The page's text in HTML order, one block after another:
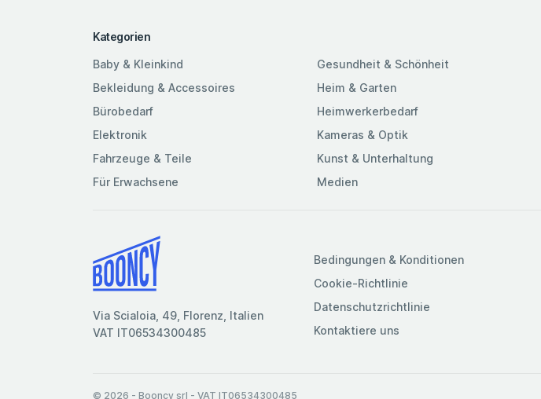
Kategorien
Baby & Kleinkind
Bekleidung & Accessoires
Bürobedarf
Elektronik
Fahrzeuge & Teile
Für Erwachsene
Gesundheit & Schönheit
Heim & Garten
Heimwerkerbedarf
Kameras & Optik
Kunst & Unterhaltung
Medien
Via Scialoia, 49, Florenz, Italien
VAT IT06534300485
Bedingungen & Konditionen
Cookie-Richtlinie
Datenschutzrichtlinie
Kontaktiere uns
© 2026 - Booncy srl - VAT IT06534300485